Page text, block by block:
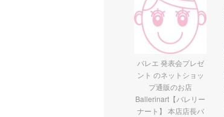
バレエ 発表会プレゼ
ント のネットショッ
プ通販のお店
Ballerinart【バレリー
ナート】 本店店長バ